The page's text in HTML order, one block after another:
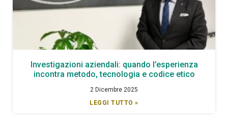
Investigazioni aziendali: quando l’esperienza
incontra metodo, tecnologia e codice etico
2 Dicembre 2025
LEGGI TUTTO »